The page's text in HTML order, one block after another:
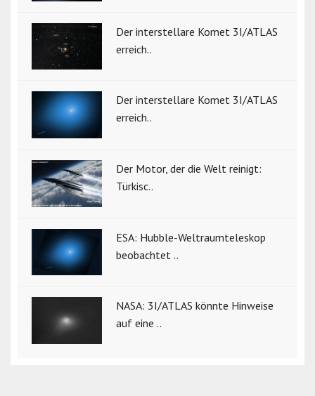
Der interstellare Komet 3I/ATLAS
erreich..
Der interstellare Komet 3I/ATLAS
erreich..
Der Motor, der die Welt reinigt:
Türkisc..
ESA: Hubble-Weltraumteleskop
beobachtet ..
NASA: 3I/ATLAS könnte Hinweise
auf eine ..